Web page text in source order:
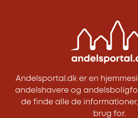
Andelsportal.dk er en
andelshavere og
de finde alle de
brug for.